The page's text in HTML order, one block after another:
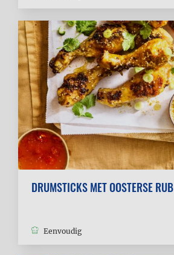
DRUMSTICKS MET OOSTERSE RUB
Eenvoudig